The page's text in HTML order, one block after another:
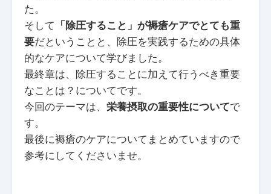
た。
そして 「除圧すること」が褥瘡ケアでとても重
要だということと、除圧を実践するための具体
的なケアについて学びました。
最終章は、除圧することに加えて行うべき重要
なことは？についてです。
今回のテーマは、 栄養摂取の重要性についてで
す。
最後に褥瘡のケアについてまとめていますので
参考にしてくださいませ。